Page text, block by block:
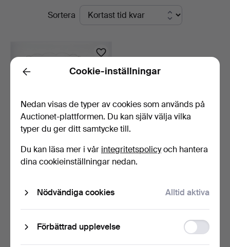
Andersson
PågåendeSortera
BORDSUPPSATS, nysilver
och glas, GAB, Stoc…
64 USD
Bevaka sökning
Back Cookie-inställningar
Nedan visas de typer av cookies som används på
Auctionet-plattformen. Du kan själv välja vilka
typer du ger ditt samtycke till.
Du kan läsa mer i vår integritetspolicyoch hantera
dina cookieinställningar nedan.
Nödvändiga cookies Alltid aktiva
Förbättrad upplevelse
storage